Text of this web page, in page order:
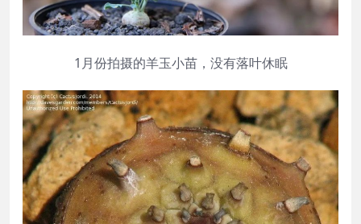
1月份拍摄的羊玉小苗，没有落叶休眠